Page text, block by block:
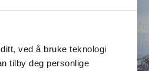
ved å bruke teknologi
tilby deg personlige